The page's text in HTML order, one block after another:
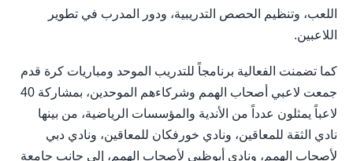
اللعب، وتنظيم الحصص التدريبية، ودور المدرب في تطوير
اللاعبين.
كما تضمنت الفعالية برنامجاً للتدريب الموحد ومباريات كرة قدم
جمعت لاعبي أصحاب الهمم وشركاءهم الموحدين، بمشاركة 40
لاعباً يمثلون عدداً من الأندية والمؤسسات الرياضية، من بينها
نادي الثقة للمعاقين، ونادي خورفكان للمعاقين، ونادي دبي
لأصحاب الهمم، ونادي أبوظبي لأصحاب الهمم، إلى جانب جامعة